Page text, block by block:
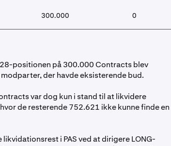
300.000 0
positionen på 300.000 Contracts blev
der havde eksisterende bud.
var dog kun i stand til at likvidere
de resterende 752.621 ikke kunne finde en
i PAS ved at dirigere LONG-